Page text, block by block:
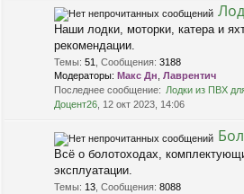
Наши лодки, моторки, катера и
рекомендации.
Темы: 51 Сообщения: 3188
Модераторы: Макс Дн Лаврентич
Последнее сообщение: Лодки из ПВХ
Доцент26 , 12 окт 2023, 14:06
Всё о болотоходах,
эксплуатации.
Темы: 13 Сообщения: 8088